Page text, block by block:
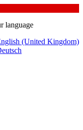
language